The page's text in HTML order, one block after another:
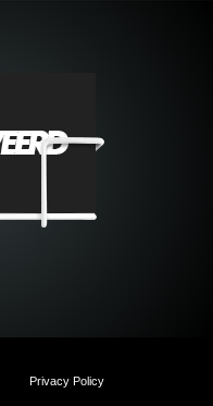
Privacy Policy